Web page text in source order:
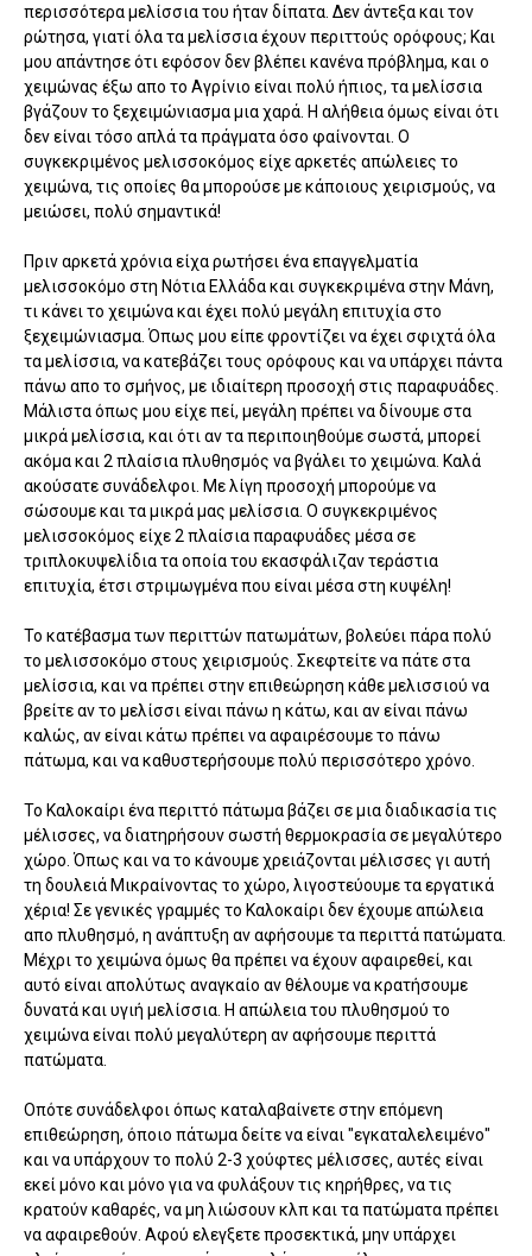
περισσότερα μελίσσια του ήταν δίπατα. Δεν άντεξα και τον
ρώτησα, γιατί όλα τα μελίσσια έχουν περιττούς ορόφους; Και
μου απάντησε ότι εφόσον δεν βλέπει κανένα πρόβλημα, και ο
χειμώνας έξω απο το Αγρίνιο είναι πολύ ήπιος, τα μελίσσια
βγάζουν το ξεχειμώνιασμα μια χαρά. Η αλήθεια όμως είναι ότι
δεν είναι τόσο απλά τα πράγματα όσο φαίνονται. Ο
συγκεκριμένος μελισσοκόμος είχε αρκετές απώλειες το
χειμώνα, τις οποίες θα μπορούσε με κάποιους χειρισμούς, να
μειώσει, πολύ σημαντικά!
Πριν αρκετά χρόνια είχα ρωτήσει ένα επαγγελματία
μελισσοκόμο στη Νότια Ελλάδα και συγκεκριμένα στην Μάνη,
τι κάνει το χειμώνα και έχει πολύ μεγάλη επιτυχία στο
ξεχειμώνιασμα. Όπως μου είπε φροντίζει να έχει σφιχτά όλα
τα μελίσσια, να κατεβάζει τους ορόφους και να υπάρχει πάντα
πάνω απο το σμήνος, με ιδιαίτερη προσοχή στις παραφυάδες.
Μάλιστα όπως μου είχε πεί, μεγάλη πρέπει να δίνουμε στα
μικρά μελίσσια, και ότι αν τα περιποιηθούμε σωστά, μπορεί
ακόμα και 2 πλαίσια πλυθησμός να βγάλει το χειμώνα. Καλά
ακούσατε συνάδελφοι. Με λίγη προσοχή μπορούμε να
σώσουμε και τα μικρά μας μελίσσια. Ο συγκεκριμένος
μελισσοκόμος είχε 2 πλαίσια παραφυάδες μέσα σε
τριπλοκυψελίδια τα οποία του εκασφάλιζαν τεράστια
επιτυχία, έτσι στριμωγμένα που είναι μέσα στη κυψέλη!
Το κατέβασμα των περιττών πατωμάτων, βολεύει πάρα πολύ
το μελισσοκόμο στους χειρισμούς. Σκεφτείτε να πάτε στα
μελίσσια, και να πρέπει στην επιθεώρηση κάθε μελισσιού να
βρείτε αν το μελίσσι είναι πάνω η κάτω, και αν είναι πάνω
καλώς, αν είναι κάτω πρέπει να αφαιρέσουμε το πάνω
πάτωμα, και να καθυστερήσουμε πολύ περισσότερο χρόνο.
Το Καλοκαίρι ένα περιττό πάτωμα βάζει σε μια διαδικασία τις
μέλισσες, να διατηρήσουν σωστή θερμοκρασία σε μεγαλύτερο
χώρο. Όπως και να το κάνουμε χρειάζονται μέλισσες γι αυτή
τη δουλειά Μικραίνοντας το χώρο, λιγοστεύουμε τα εργατικά
χέρια! Σε γενικές γραμμές το Καλοκαίρι δεν έχουμε απώλεια
απο πλυθησμό, η ανάπτυξη αν αφήσουμε τα περιττά πατώματα.
Μέχρι το χειμώνα όμως θα πρέπει να έχουν αφαιρεθεί, και
αυτό είναι απολύτως αναγκαίο αν θέλουμε να κρατήσουμε
δυνατά και υγιή μελίσσια. Η απώλεια του πλυθησμού το
χειμώνα είναι πολύ μεγαλύτερη αν αφήσουμε περιττά
πατώματα.
Οπότε συνάδελφοι όπως καταλαβαίνετε στην επόμενη
επιθεώρηση, όποιο πάτωμα δείτε να είναι "εγκαταλελειμένο"
και να υπάρχουν το πολύ 2-3 χούφτες μέλισσες, αυτές είναι
εκεί μόνο και μόνο για να φυλάξουν τις κηρήθρες, να τις
κρατούν καθαρές, να μη λιώσουν κλπ και τα πατώματα πρέπει
να αφαιρεθούν. Αφού ελεγξετε προσεκτικά, μην υπάρχει